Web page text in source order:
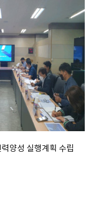
양성 실행계획 수립